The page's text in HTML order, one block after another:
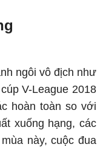
ngôi vô địch như
V-League 2018
hoàn toàn so với
xuống hạng, các
này, cuộc đua